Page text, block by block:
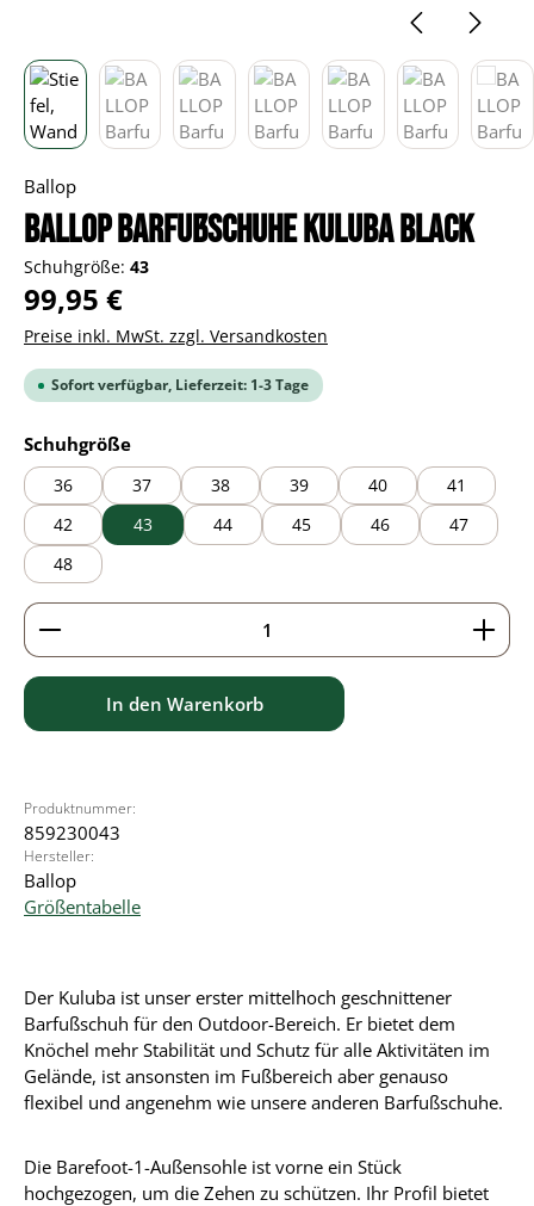
Ballop
BALLOP Barfußschuhe Kuluba black
Schuhgröße: 43
Regulärer Preis:
99,95 €
Preise inkl. MwSt. zzgl. Versandkosten
Sofort verfügbar, Lieferzeit: 1-3 Tage
Schuhgrößeauswählen
36 37 38 39 40
41
42
43 44 45 46
47
48
Produkt Anzahl: Gib den gewünschten Wert ein
In den Warenkorb
Produktnummer:
859230043
Hersteller:
Ballop
Größentabelle
Der Kuluba ist unser erster mittelhoch geschnittener
Barfußschuh für den Outdoor-Bereich. Er bietet dem
Knöchel mehr Stabilität und Schutz für alle Aktivitäten im
Gelände, ist ansonsten im Fußbereich aber genauso
flexibel und angenehm wie unsere anderen Barfußschuhe.
Die Barefoot-1-Außensohle ist vorne ein Stück
hochgezogen, um die Zehen zu schützen. Ihr Profil bietet